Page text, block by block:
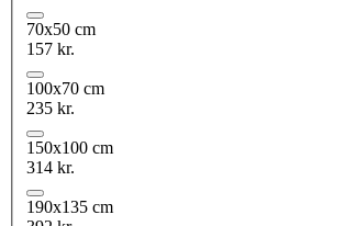
70x50 cm
157 kr.
100x70 cm
235 kr.
150x100 cm
314 kr.
190x135 cm